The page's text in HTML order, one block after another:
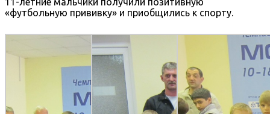
«футбольную прививку» и приобщились к спорту.